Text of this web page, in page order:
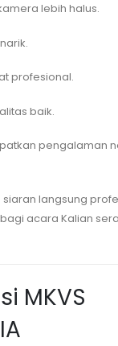
lebih halus.
profesional.
baik.
pengalaman
langsung
acara Kalian
MKVS